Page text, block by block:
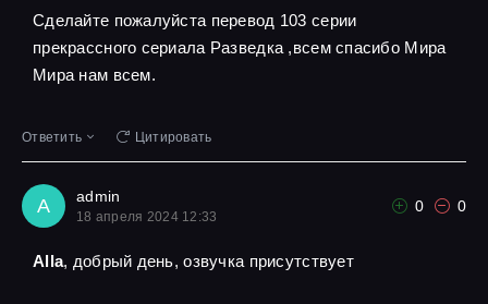
Сделайте пожалуйста перевод 103 серии
прекрассного сериала Разведка ,всем спасибо Мира
Мира нам всем.
Ответить Цитировать
A admin
18 апреля 2024 12:33
0 0
Alla, добрый день, озвучка присутствует